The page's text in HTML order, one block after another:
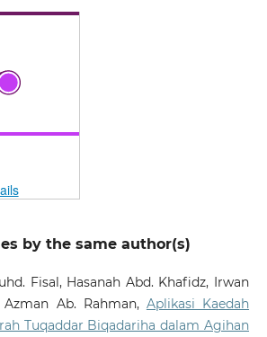
AKTIVITI ASNAFPRENEUR
DI KALANGAN PENERIMA ZAKAT.
of Entrepreneurship and
9(34), 584.
by the same author(s)
Fisal, Hasanah Abd. Khafidz, Irwan
Ab. Rahman, Aplikasi Kaedah
Tuqaddar Biqadariha dalam Agihan